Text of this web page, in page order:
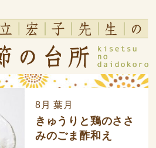
8月 葉月
きゅうりと鶏のささ
みのごま酢和え